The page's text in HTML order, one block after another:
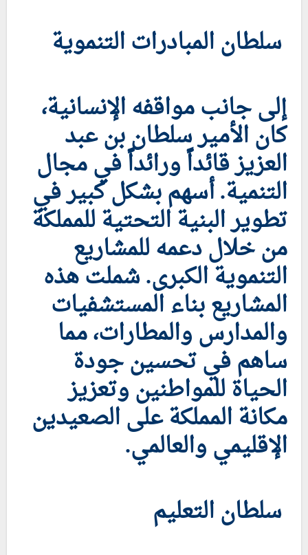
سلطان المبادرات التنموية
إلى جانب مواقفه الإنسانية،
كان الأمير سلطان بن عبد
العزيز قائداً ورائداً في مجال
التنمية. أسهم بشكل كبير في
تطوير البنية التحتية للمملكة
من خلال دعمه للمشاريع
التنموية الكبرى. شملت هذه
المشاريع بناء المستشفيات
والمدارس والمطارات، مما
ساهم في تحسين جودة
الحياة للمواطنين وتعزيز
مكانة المملكة على الصعيدين
الإقليمي والعالمي.
سلطان التعليم